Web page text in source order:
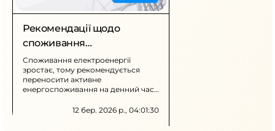
Рекомендації щодо
споживання
електроенергії та
відключень
Споживання електроенергії
зростає, тому рекомендується
переносити активне
енергоспоживання на денний час
потужних приладів у пікові години.
12 бер. 2026 р., 04:01:30